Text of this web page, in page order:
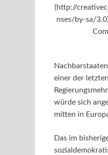
(http://
nses/by-sa/
einer der
würde sich
mitten in
Das im